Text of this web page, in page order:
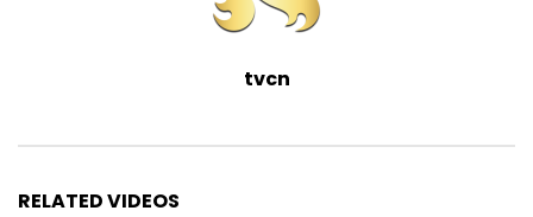
tvcn
RELATED VIDEOS